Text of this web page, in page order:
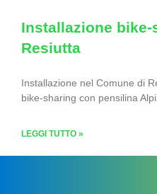
Installazione
Resiutta
Installazione nel Comune di
bike-sharing con pensilina
LEGGI TUTTO »